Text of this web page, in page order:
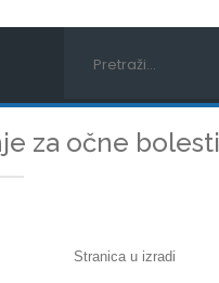
za očne bolesti
Stranica u izradi